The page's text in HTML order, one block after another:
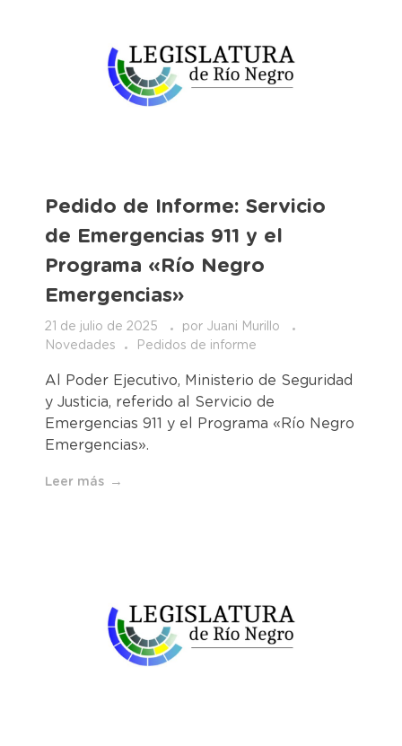
Pedido de Informe: Servicio
de Emergencias 911 y el
Programa «Río Negro
Emergencias»
21 de julio de 2025 por Juani Murillo
Novedades
Pedidos de informe
Al Poder Ejecutivo, Ministerio de Seguridad
y Justicia, referido al Servicio de
Emergencias 911 y el Programa «Río Negro
Emergencias».
Leer más